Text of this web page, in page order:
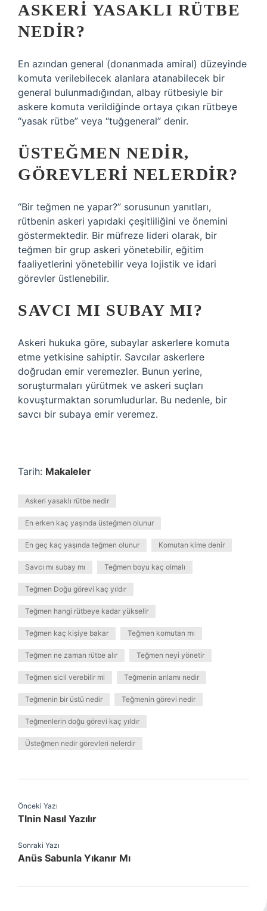
ASKERI YASAKLI RÜTBE
NEDIR?
En azından general (donanmada amiral) düzeyinde
komuta verilebilecek alanlara atanabilecek bir
general bulunmadığından, albay rütbesiyle bir
askere komuta verildiğinde ortaya çıkan rütbeye
“yasak rütbe” veya “tuğgeneral” denir.
ÜSTEĞMEN NEDIR,
GÖREVLERI NELERDIR?
“Bir teğmen ne yapar?” sorusunun yanıtları,
rütbenin askeri yapıdaki çeşitliliğini ve önemini
göstermektedir. Bir müfreze lideri olarak, bir
teğmen bir grup askeri yönetebilir, eğitim
faaliyetlerini yönetebilir veya lojistik ve idari
görevler üstlenebilir.
SAVCI MI SUBAY MI?
Askeri hukuka göre, subaylar askerlere komuta
etme yetkisine sahiptir. Savcılar askerlere
doğrudan emir veremezler. Bunun yerine,
soruşturmaları yürütmek ve askeri suçları
kovuşturmaktan sorumludurlar. Bu nedenle, bir
savcı bir subaya emir veremez.
Tarih: Makaleler
Askeri yasaklı rütbe nedir
En erken kaç yaşında üsteğmen olunur
En geç kaç yaşında teğmen olunur Komutan kime denir
Savcı mı subay mı Teğmen boyu kaç olmalı
Teğmen Doğu görevi kaç yıldır
Teğmen hangi rütbeye kadar yükselir
Teğmen kaç kişiye bakar Teğmen komutan mı
Teğmen ne zaman rütbe alır Teğmen neyi yönetir
Teğmen sicil verebilir mi Teğmenin anlamı nedir
Teğmenin bir üstü nedir Teğmenin görevi nedir
Teğmenlerin doğu görevi kaç yıldır
Üsteğmen nedir görevleri nelerdir
Önceki Yazı
Tlnin Nasıl Yazılır
Sonraki Yazı
Anüs Sabunla Yıkanır Mı